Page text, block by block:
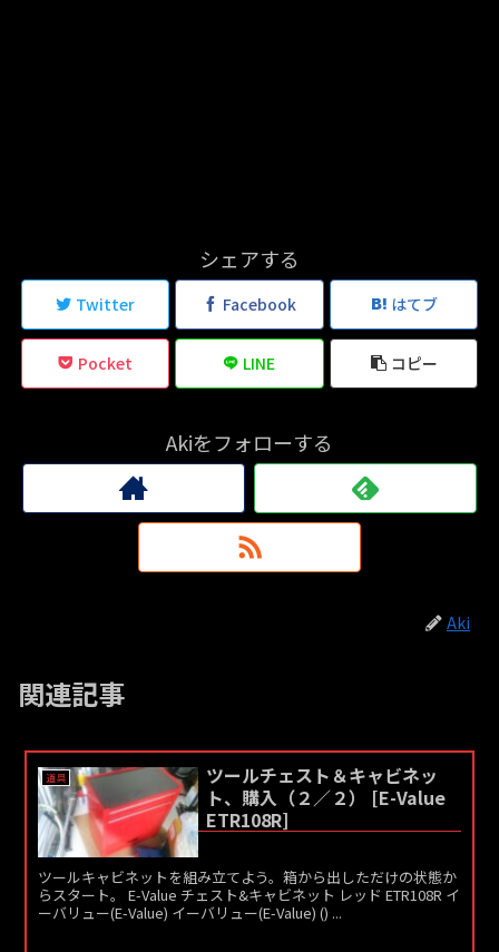
シェアする
Twitter Facebook はてブ
Pocket LINE コピー
Akiをフォローする
Aki
関連記事
道具
ツールチェスト＆キャビネッ
ト、購入（２／２） [E-Value
ETR108R]
ツールキャビネットを組み立てよう。箱から出しただけの状態か
らスタート。 E-Value チェスト&キャビネット レッド ETR108R イ
ーバリュー(E-Value) イーバリュー(E-Value) () ...